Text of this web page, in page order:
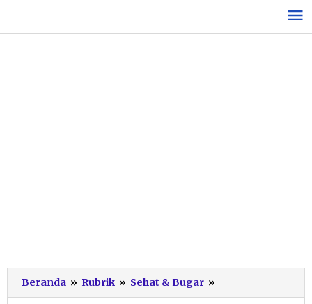
konten
Beranda » Rubrik » Sehat & Bugar »
Pesan